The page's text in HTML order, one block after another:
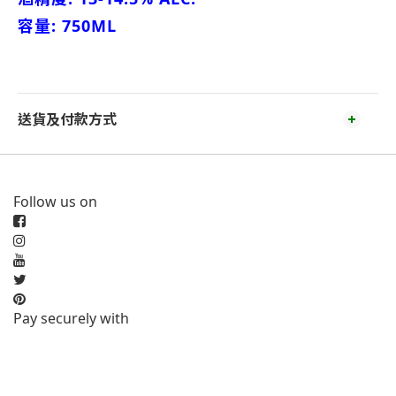
容量: 750ML
送貨及付款方式
Follow us on
Pay securely with